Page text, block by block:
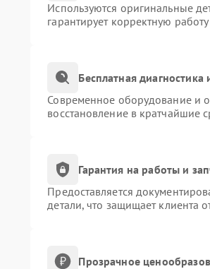
Используются оригинальные
гарантирует корректную
Бесплатная
Современное оборудование и
восстановление в кратчайшие
Гарантия на работы и
Предоставляется
детали, что защищает клиента
Прозрачное